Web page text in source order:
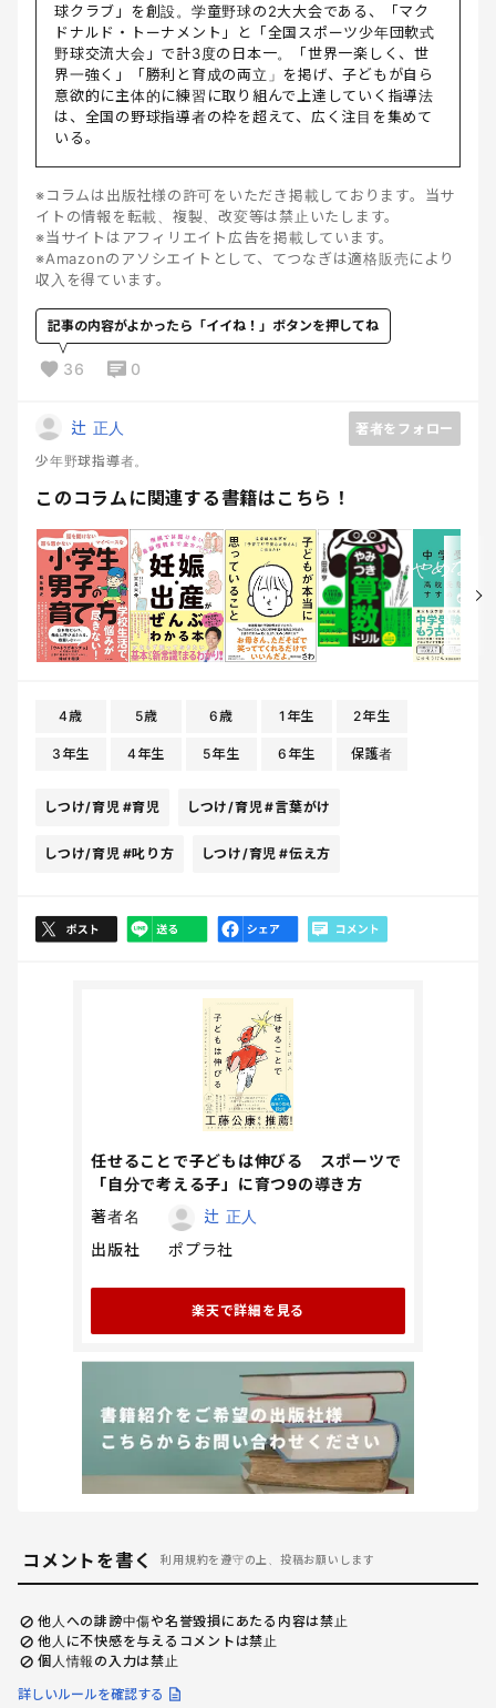
球クラブ」を創設。学童野球の2大大会である、「マク
ドナルド・トーナメント」と「全国スポーツ少年団軟式
野球交流大会」で計3度の日本一。「世界一楽しく、世
界一強く」「勝利と育成の両立」を掲げ、子どもが自ら
意欲的に主体的に練習に取り組んで上達していく指導法
は、全国の野球指導者の枠を超えて、広く注目を集めて
いる。
※コラムは出版社様の許可をいただき掲載しております。当サ
イトの情報を転載、複製、改変等は禁止いたします。
※当サイトはアフィリエイト広告を掲載しています。
※Amazonのアソシエイトとして、てつなぎは適格販売により
収入を得ています。
記事の内容がよかったら「イイね！」ボタンを押してね
36 0
辻 正人
著者をフォロー
少年野球指導者。
このコラムに関連する書籍はこちら！
4歳 5歳 6歳 1年生 2年生
3年生 4年生 5年生 6年生 保護者
しつけ/育児 #育児 しつけ/育児#言葉がけ
しつけ/育児 #叱り方 しつけ/育児 #伝え方
任せることで子どもは伸びる スポーツで
「自分で考える子」に育つ9の導き方
著者名
辻 正人
出版社
ポプラ社
楽天で詳細を見る
コメントを書く 利用規約を遵守の上、投稿お願いします
他人への誹謗中傷や名誉毀損にあたる内容は禁止
他人に不快感を与えるコメントは禁止
個人情報の入力は禁止
詳しいルールを確認する